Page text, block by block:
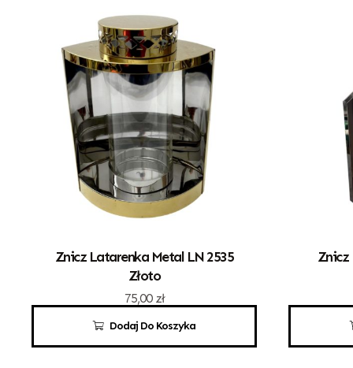
Dodaj Do Koszyka
Znicz Latarenka Metal LN 2535
Złoto
75,00 zł
Znicz